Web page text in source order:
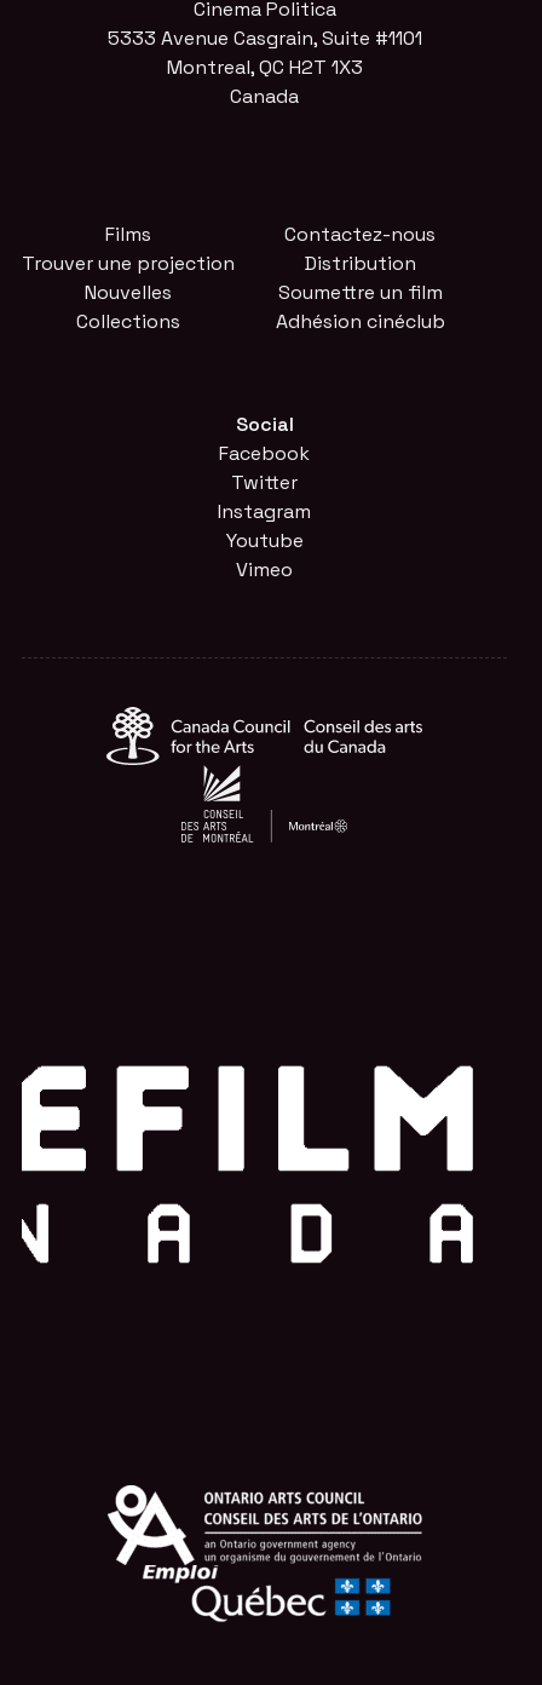
Cinema Politica
5333 Avenue Casgrain, Suite #1101
Montreal, QC H2T 1X3
Canada
Films
Trouver une projection
Nouvelles
Collections
Contactez-nous
Distribution
Soumettre un film
Adhésion cinéclub
Social
Facebook
Twitter
Instagram
Youtube
Vimeo